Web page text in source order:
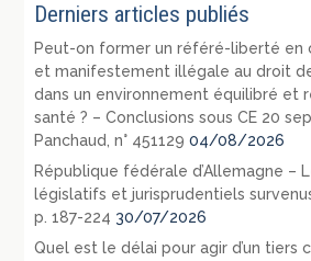
Derniers articles publiés
Peut-on former un référé-liberté en
et manifestement illégale au droit
dans un environnement équilibré et
santé ? – Conclusions sous CE 20
Panchaud, n° 451129 04/08/2026
République fédérale d’Allemagne –
législatifs et jurisprudentiels
p. 187-224 30/07/2026
Quel est le délai pour agir d’un tiers